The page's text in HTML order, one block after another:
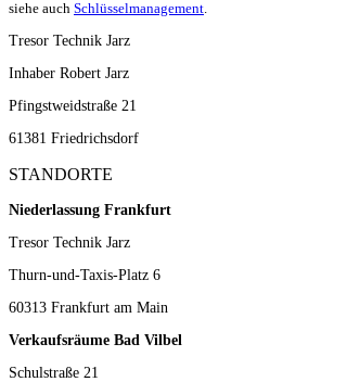
siehe auch Schlüsselmanagement
Tresor Technik Jarz
Inhaber Robert Jarz
Pfingstweidstraße 21
61381 Friedrichsdorf
STANDORTE
Niederlassung Frankfurt
Tresor Technik Jarz
Thurn-und-Taxis-Platz 6
60313 Frankfurt am Main
Verkaufsräume Bad Vilbel
Schulstraße 21